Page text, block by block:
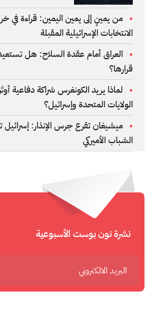
من يمينٍ إلى يمين اليمين: قراءة في
الانتخابات الإسرائيلية المقبلة
العراق أمام عقدة السلاح: هل
قرارها؟
لماذا يريد الكونغرس شراكة دفاعية
الولايات المتحدة وإسرائيل؟
ميشيغان تقرع جرس الإنذار: إسرائيل
الشباب الأميركي
نشرة نون بوست الأسبوعية